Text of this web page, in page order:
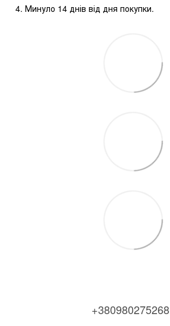
Минуло 14 днів від дня покупки.
+380980275268